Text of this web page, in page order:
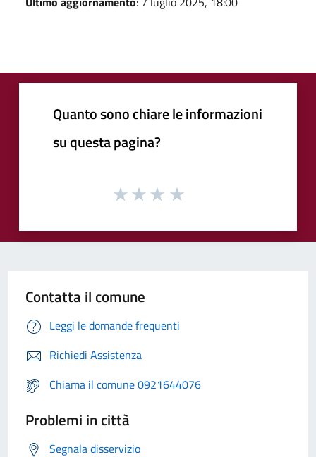
Quanto sono chiare le informazioni
su questa pagina?
Contatta il comune
Leggi le domande frequenti
Richiedi Assistenza
Chiama il comune 0921644076
Problemi in città
Segnala disservizio